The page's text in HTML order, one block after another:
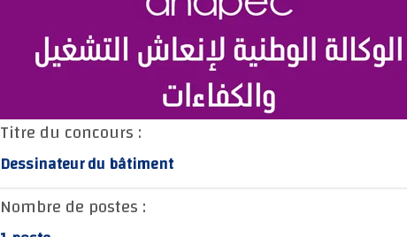
Titre du concours :
Dessinateur du bâtiment
Nombre de postes :